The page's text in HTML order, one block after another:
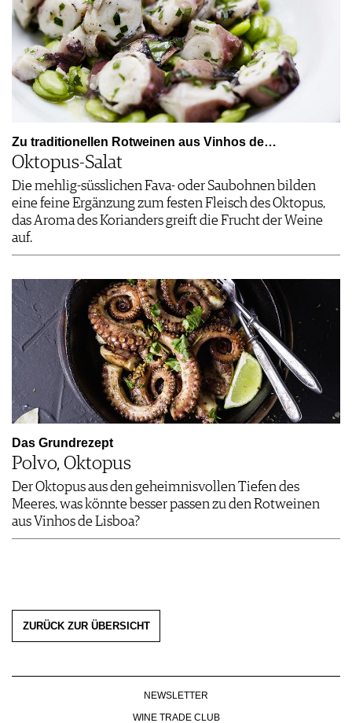
Zu traditionellen Rotweinen aus Vinhos de…
Oktopus-Salat
Die mehlig-süsslichen Fava- oder Saubohnen bilden
eine feine Ergänzung zum festen Fleisch des Oktopus,
das Aroma des Korianders greift die Frucht der Weine
auf.
Das Grundrezept
Polvo, Oktopus
Der Oktopus aus den geheimnisvollen Tiefen des
Meeres, was könnte besser passen zu den Rotweinen
aus Vinhos de Lisboa?
ZURÜCK ZUR ÜBERSICHT
NEWSLETTER
WINE TRADE CLUB